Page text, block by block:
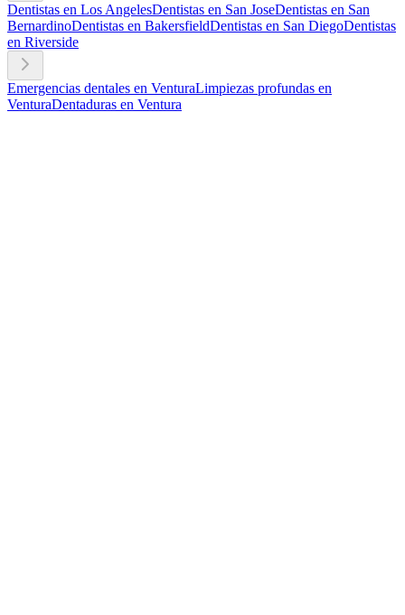
Dentistas en Los AngelesDentistas en San JoseDentistas en San
BernardinoDentistas en BakersfieldDentistas en San DiegoDentistas
en Riverside
Emergencias dentales en VenturaLimpiezas profundas en
VenturaDentaduras en Ventura